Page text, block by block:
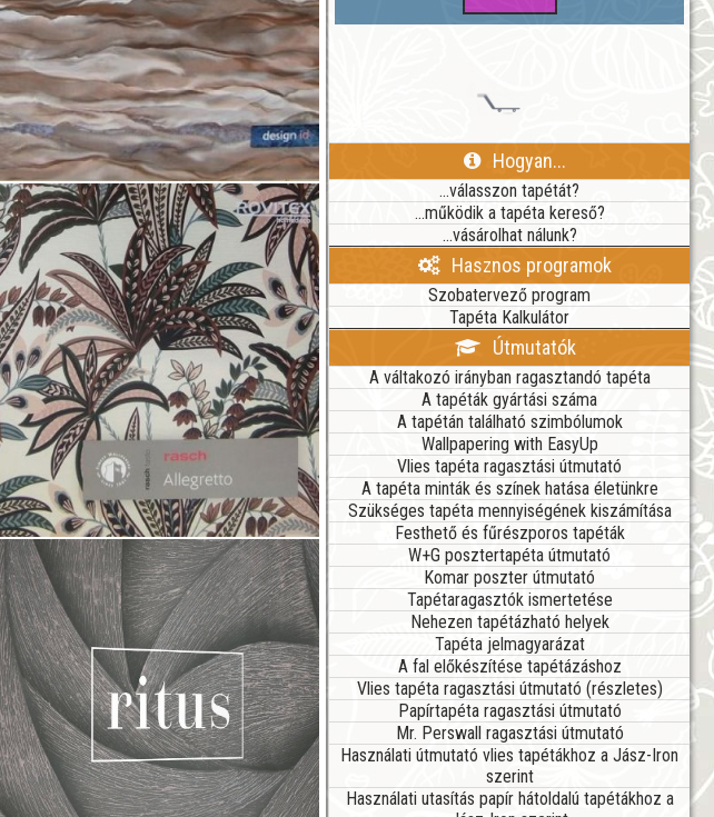
Hogyan...
...válasszon tapétát?
...működik a tapéta kereső?
...vásárolhat nálunk?
Hasznos programok
Szobatervező program
Tapéta Kalkulátor
Útmutatók
A váltakozó irányban ragasztandó tapéta
A tapéták gyártási száma
A tapétán található szimbólumok
Wallpapering with EasyUp
Vlies tapéta ragasztási útmutató
A tapéta minták és színek hatása életünkre
Szükséges tapéta mennyiségének kiszámítása
Festhető és fűrészporos tapéták
W+G posztertapéta útmutató
Komar poszter útmutató
Tapétaragasztók ismertetése
Nehezen tapétázható helyek
Tapéta jelmagyarázat
A fal előkészítése tapétázáshoz
Vlies tapéta ragasztási útmutató (részletes)
Papírtapéta ragasztási útmutató
Mr. Perswall ragasztási útmutató
Használati útmutató vlies tapétákhoz a Jász-Iron
szerint
Használati utasítás papír hátoldalú tapétákhoz a